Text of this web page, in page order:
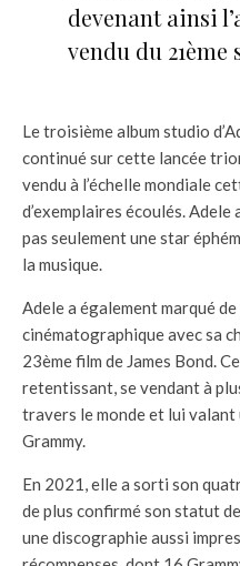
devenant ainsi
vendu du 21ème
Le troisième album studio
continué sur cette lancée
vendu à l’échelle mondiale
d’exemplaires écoulés. Adele
pas seulement une star
la musique.
Adele a également marqué
cinématographique avec sa
23ème film de James Bond.
retentissant, se vendant à
travers le monde et lui valant
Grammy.
En 2021, elle a sorti son
de plus confirmé son statut
une discographie aussi